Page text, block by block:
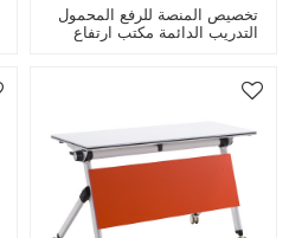
تخصيص المنصة للرفع المحمول
التدريب الدائمة مكتب ارتفاع
محاضرة طاولة مكتب المؤتمر